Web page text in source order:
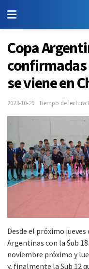
Copa
confirmadas
se viene en
2023-10-29 Tiempo de
Desde el próximo jueves
Argentinas con la Sub
noviembre próximo y
y, finalmente la Sub 12